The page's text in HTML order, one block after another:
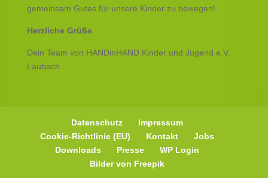
gemeinsam Gutes für unsere Kinder zu bewegen!
Herzliche Grüße
Dein Team von HANDinHAND Kinder und Jugend e.V.
Laubach
Datenschutz
Impressum
Cookie-Richtlinie (EU)
Kontakt
Jobs
Downloads
Presse
WP Login
Bilder von Freepik